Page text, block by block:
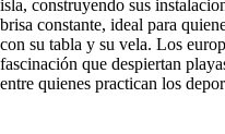
isla, construyendo sus
brisa constante, ideal para
con su tabla y su vela. Los
fascinación que despiertan
entre quienes practican los